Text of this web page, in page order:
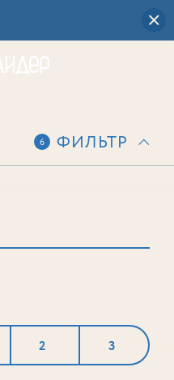
6 ФИЛЬТР
2 3
одного лота